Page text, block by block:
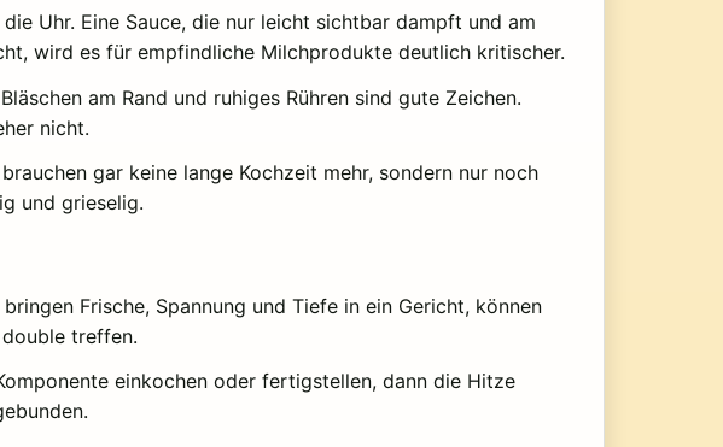
Uhr. Eine Sauce, die nur leicht sichtbar dampft und am
wird es für empfindliche Milchprodukte deutlich kritischer.
am Rand und ruhiges Rühren sind gute Zeichen.
nicht.
gar keine lange Kochzeit mehr, sondern nur noch
und grieselig.
Frische, Spannung und Tiefe in ein Gericht, können
treffen.
einkochen oder fertigstellen, dann die Hitze